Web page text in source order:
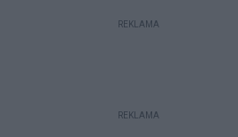
REKLAMA
REKLAMA